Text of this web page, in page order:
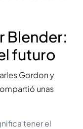
Blender:
futuro
Gordon y
unas
tener el